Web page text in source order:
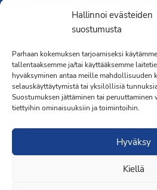
Hallinnoi evästeiden
suostumusta
Parhaan kokemuksen tarjoamiseksi
tallentaaksemme ja/tai käyttääksemme
hyväksyminen antaa meille mahdollisuuden
selauskäyttäytymistä tai yksilöllisiä
Suostumuksen jättäminen tai peruuttaminen
tiettyihin ominaisuuksiin ja toimintoihin.
Hyväksy
Kiellä
Yhdistyksen toimisto
Laivapojankatu 3 C, 00180 Helsinki
toimisto@propo.fi
Saavutettavuusseloste »
Toiminnanjohtaja